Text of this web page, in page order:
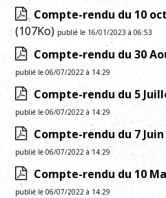
Compte-rendu du 10
(107Ko) publié le 16/01/2023 à 06:53
Compte-rendu du 30
publié le 06/07/2022 à 14:29
Compte-rendu du 5
publié le 06/07/2022 à 14:29
Compte-rendu du 7 Juin
publié le 06/07/2022 à 14:29
Compte-rendu du 10
publié le 06/07/2022 à 14:29